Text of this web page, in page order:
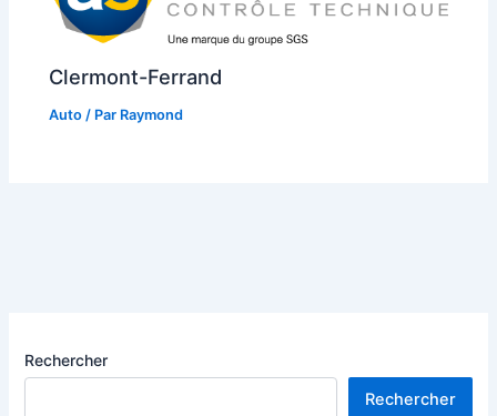
Clermont-Ferrand
Auto / Par Raymond
Rechercher
Rechercher